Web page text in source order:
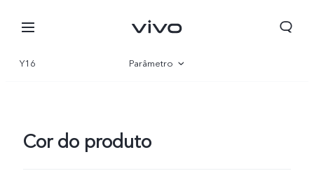
Y16 Parâmetro
Cor do produto